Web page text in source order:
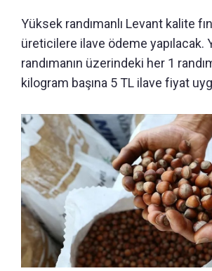
Yüksek randımanlı Levant kalite
üreticilere ilave ödeme yapılacak.
randımanın üzerindeki her 1
kilogram başına 5 TL ilave fiyat